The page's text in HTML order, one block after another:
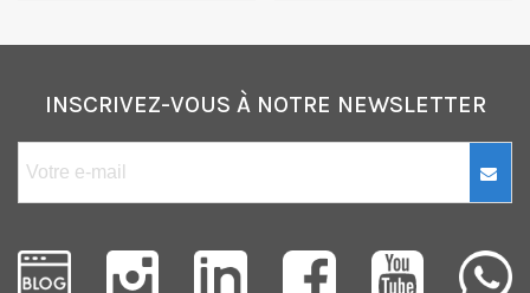
INSCRIVEZ-VOUS À NOTRE NEWSLETTER